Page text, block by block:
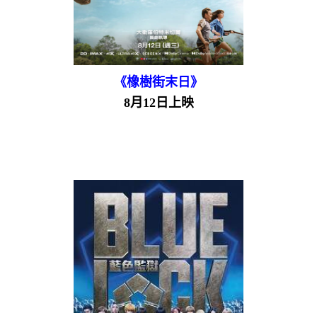
《橡樹街末日》
8月12日上映